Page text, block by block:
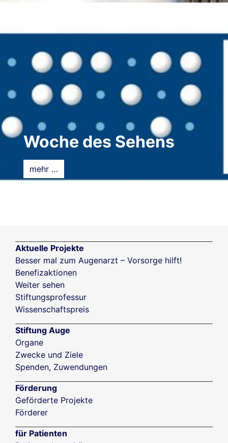
Woche des Sehens
mehr …
Aktuelle Projekte
Besser mal zum Augenarzt – Vorsorge hilft!
Benefizaktionen
Weiter sehen
Stiftungsprofessur
Wissenschaftspreis
Stiftung Auge
Organe
Zwecke und Ziele
Spenden, Zuwendungen
Förderung
Geförderte Projekte
Förderer
für Patienten